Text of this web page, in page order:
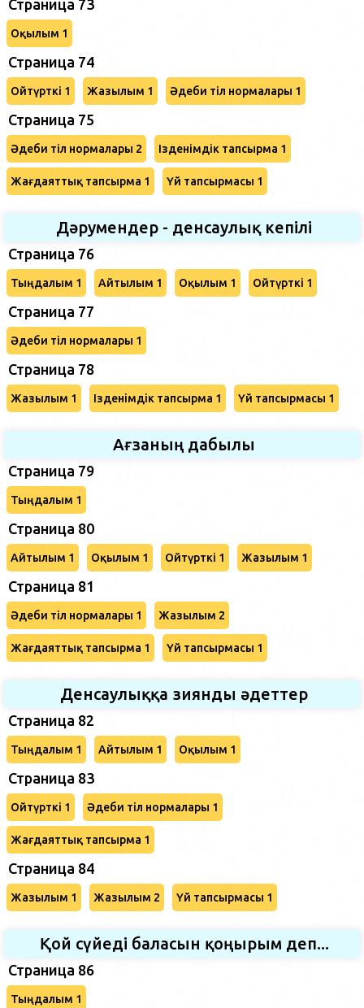
Страница 73
Оқылым 1
Страница 74
Ойтүрткі 1 Жазылым 1 Әдеби тіл нормалары 1
Страница 75
Әдеби тіл нормалары 2 Ізденімдік тапсырма 1
Жағдаяттық тапсырма 1 Үй тапсырмасы 1
Дәрумендер - денсаулық кепілі
Страница 76
Тыңдалым 1 Айтылым 1 Оқылым 1 Ойтүрткі 1
Страница 77
Әдеби тіл нормалары 1
Страница 78
Жазылым 1 Ізденімдік тапсырма 1 Үй тапсырмасы 1
Ағзаның дабылы
Страница 79
Тыңдалым 1
Страница 80
Айтылым 1 Оқылым 1 Ойтүрткі 1 Жазылым 1
Страница 81
Әдеби тіл нормалары 1 Жазылым 2
Жағдаяттық тапсырма 1 Үй тапсырмасы 1
Денсаулыққа зиянды әдеттер
Страница 82
Тыңдалым 1 Айтылым 1 Оқылым 1
Страница 83
Ойтүрткі 1 Әдеби тіл нормалары 1
Жағдаяттық тапсырма 1
Страница 84
Жазылым 1 Жазылым 2 Үй тапсырмасы 1
Қой сүйеді баласын қоңырым деп...
Страница 86
Тыңдалым 1